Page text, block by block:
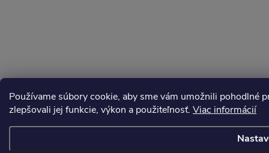
Používame súbory cookie, aby sme vám umožnili pohodlné
zlepšovali jej funkcie, výkon a použiteľnosť. Viac informácií